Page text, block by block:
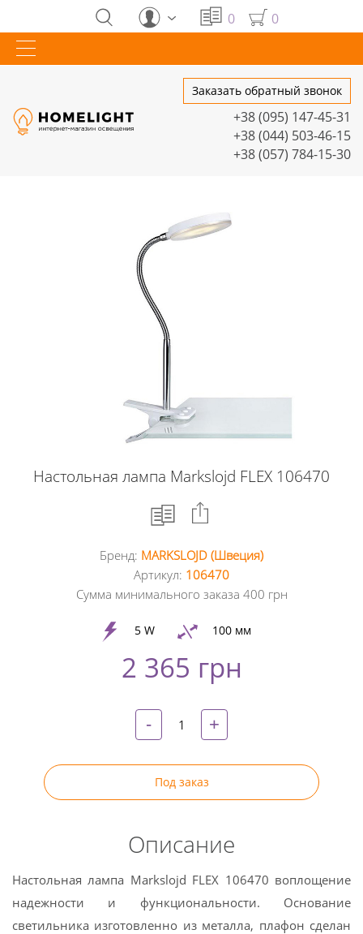
0 0
Заказать обратный звонок
+38 (095) 147-45-31
+38 (044) 503-46-15
+38 (057) 784-15-30
Настольная лампа Markslojd FLEX 106470
Facebook
Twitter
Pinterest
Бренд: MARKSLOJD (Швеция)
Артикул: 106470
Сумма минимального заказа 400 грн
5 W 100 мм
2 365 грн
- +
Под заказ
Описание
Настольная лампа Markslojd FLEX 106470 воплощение
надежности и функциональности. Основание
светильника изготовленно из металла, плафон сделан